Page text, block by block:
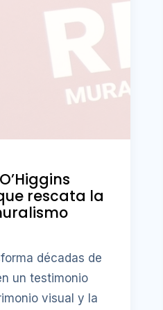
rescata la
décadas de
un testimonio
visual y la